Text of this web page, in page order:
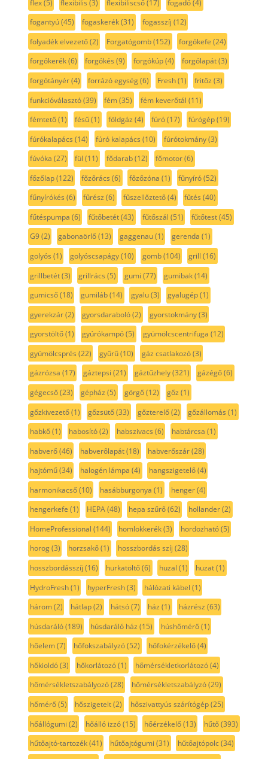
flex(5) flexibilis (3) flexibiliscső(17) fogadó(4)
fogantyú(45) fogaskerék(31) fogasszíj (12)
folyadék elvezető(2) Forgatógomb(152) forgókefe (24)
forgókerék(6) forgókés (9) forgókúp(4) forgólapát(3)
forgótányér(4) forrázó egység(6) Fresh(1) fritőz (3)
funkcióválasztó(39) fém(35) fém keverőtál (11)
fémtető(1) fésű(1) földgáz (4) fúró(17) fúrógép(19)
fúrókalapács (14) fúró kalapács (10) fúrótokmány(3)
fúvóka (27) fül (11) fődarab(12) főmotor(6)
főzőlap(122) főzőrács (6) főzőzóna (1) fűnyíró(52)
fűnyírókés (6) fűrész (6) fűszellőztető(4) fűtés (40)
fűtéspumpa (6) fűtőbetét(43) fűtőszál (51) fűtőtest(45)
G9(2) gabonaörlő(13) gaggenau(1) gerenda (1)
golyós (1) golyóscsapágy(10) gomb(104) grill (16)
grillbetét(3) grillrács (5) gumi (77) gumibak(14)
gumicső(18) gumiláb(14) gyalu(3) gyalugép(1)
gyerekzár(2) gyorsdaraboló(2) gyorstokmány(3)
gyorstöltő(1) gyúrókampó(5) gyümölcscentrifuga (12)
gyümölcsprés (22) gyűrű(10) gáz csatlakozó(3)
gázrózsa (17) gáztepsi (21) gáztűzhely(321) gázégő(6)
gégecső(23) gépház (5) görgő(12) gőz (1)
gőzkivezető(1) gőzsütő(33) gőzterelő(2) gőzállomás (1)
habkő(1) habosító(2) habszivacs (6) habtárcsa (1)
habverő(46) habverőlapát(18) habverőszár(28)
hajtómű(34) halogén lámpa (4) hangszigetelő(4)
harmonikacső(10) hasábburgonya (1) henger(4)
hengerkefe (1) HEPA(48) hepa szűrő(62) hollander(2)
HomeProfessional (144) homlokkerék(3) hordozható(5)
horog(3) horzsakő(1) hosszbordás szíj (28)
hosszbordásszíj (16) hurkatöltő(6) huzal (1) huzat(1)
HydroFresh(1) hyperFresh(3) hálózati kábel (1)
három(2) hátlap(2) hátsó(7) ház (1) házrész (63)
húsdaráló(189) húsdaráló ház (15) húshőmérő(1)
hőelem(7) hőfokszabályzó(52) hőfokérzékelő(4)
hőkioldó(3) hőkorlátozó(1) hőmérsékletkorlátozó(4)
hőmérsékletszabályozó(28) hőmérsékletszabályzó(29)
hőmérő(5) hőszigetelt(2) hőszivattyús szárítógép(25)
hőállógumi (2) hőálló izzó(15) hőérzékelő(13) hűtő(393)
hűtőajtó-tartozék(41) hűtőajtógumi (31) hűtőajtópolc(34)